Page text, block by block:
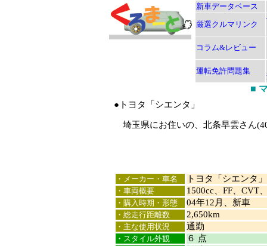
新車データベース
厳選クルマリンク
コラム&レビュー
運転免許問題集
■
●トヨタ「シエンタ」
埼玉県にお住いの、北条早雲さん
・メーカー・車名 トヨタ「シエンタ」
・車両概要 1500cc、FF、CVT
・購入時期・形態 04年12月、新車
・総走行距離数 2,650km
・主な使用状況 通勤
・スタイル外観 ６ 点